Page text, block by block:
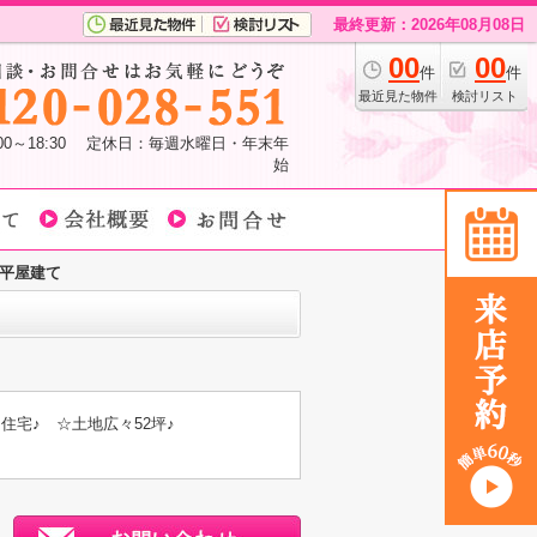
最終更新：2026年08月08日
00件
最近見た物件
00件
検討リスト
～18:30 定休日：毎週水曜日・年末年
始
屋建て
宅♪ ☆土地広々52坪♪